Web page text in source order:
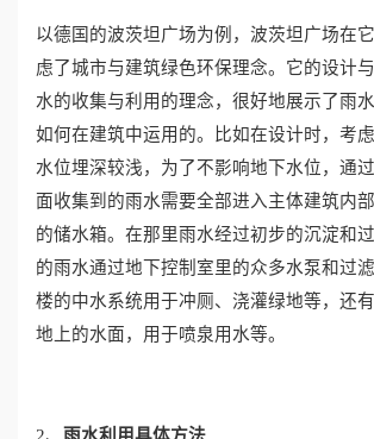
们
以德国的波茨坦广场为例，波茨坦广场在
虑了城市与建筑绿色环保理念。它的设计
水的收集与利用的理念，很好地展示了雨
如何在建筑中运用的。比如在设计时，考
水位埋深较浅，为了不影响地下水位，通
面收集到的雨水需要全部进入主体建筑内
的储水箱。在那里雨水经过初步的沉淀和
的雨水通过地下控制室里的众多水泵和过
楼的中水系统用于冲厕、浇灌绿地等，还
地上的水面，用于喷泉用水等。